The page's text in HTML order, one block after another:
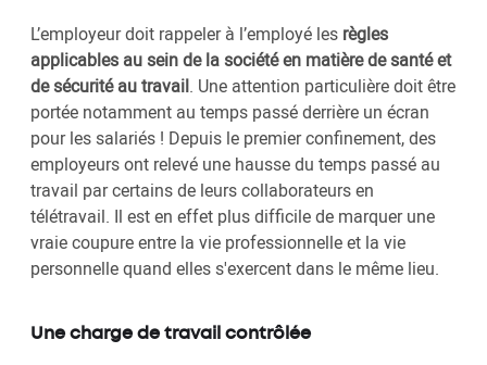
L’employeur doit rappeler à l’employé les règles
applicables au sein de la société en matière de santé et
de sécurité au travail. Une attention particulière doit être
portée notamment au temps passé derrière un écran
pour les salariés ! Depuis le premier confinement, des
employeurs ont relevé une hausse du temps passé au
travail par certains de leurs collaborateurs en
télétravail. Il est en effet plus difficile de marquer une
vraie coupure entre la vie professionnelle et la vie
personnelle quand elles s'exercent dans le même lieu.
Une charge de travail contrôlée